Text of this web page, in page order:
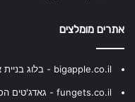
אתרים מומלצים
bigapple.co.il - בלוג בניית אתרים
fungets.co.il - גאדג'טים הכי שווים